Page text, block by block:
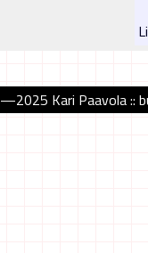
Kari Paavola ::